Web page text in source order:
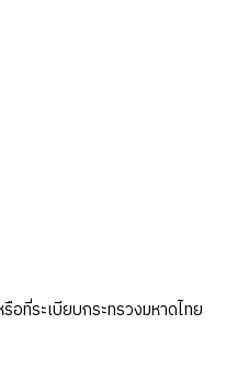
ที่ระเบียบกระทรวงมหาดไทย